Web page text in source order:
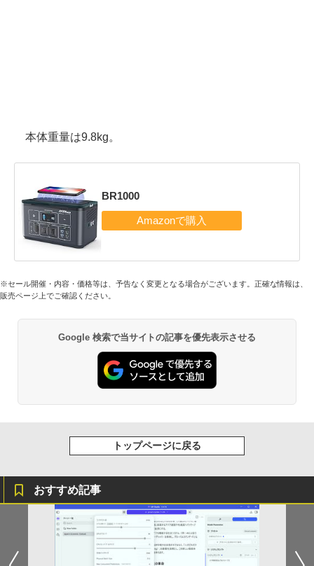
本体重量は9.8kg。
BR1000
※セール開催・内容・価格等は、予告なく変更となる場合がございます。正確な情報は、
販売ページ上でご確認ください。
Google 検索で当サイトの記事を優先表示させる
トップページに戻る
おすすめ記事